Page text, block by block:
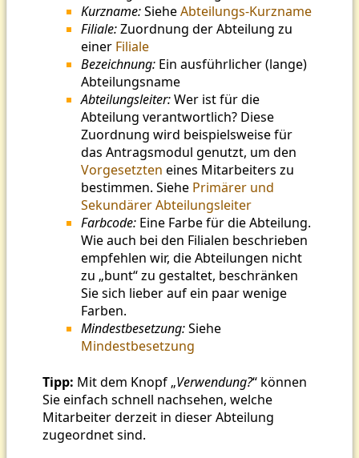
Kurzname:SieheAbteilungs-Kurzname
Filiale:Zuordnung der Abteilung zu
einer Filiale
Bezeichnung: Ein ausführlicher (lange)
Abteilungsname
Abteilungsleiter:Wer ist für die
Abteilung verantwortlich? Diese
Zuordnung wird beispielsweise für
das Antragsmodul genutzt, um den
Vorgesetzten eines Mitarbeiters zu
bestimmen. Siehe Primärer und
Sekundärer Abteilungsleiter
Farbcode: Eine Farbe für die Abteilung.
Wie auch bei den Filialen beschrieben
empfehlen wir, die Abteilungen nicht
zu „bunt“ zu gestaltet, beschränken
Sie sich lieber auf ein paar wenige
Farben.
Mindestbesetzung:Siehe
Mindestbesetzung
Tipp: Mit dem Knopf „Verwendung?“ können
Sie einfach schnell nachsehen, welche
Mitarbeiter derzeit in dieser Abteilung
zugeordnet sind.